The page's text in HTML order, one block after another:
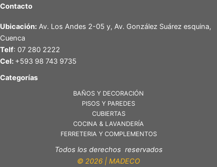
Contacto
Ubicación: Av. Los Andes 2-05 y, Av. González Suárez esquina,
Cuenca
Telf: 07 280 2222
Cel: +593 98 743 9735
Categorías
BAÑOS Y DECORACIÓN
PISOS Y PAREDES
CUBIERTAS
COCINA & LAVANDERÍA
FERRETERIA Y COMPLEMENTOS
Todos los derechos reservados
© 2026 | MADECO